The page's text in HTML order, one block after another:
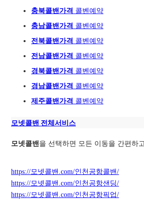
충북콜밴가격 콜벤예약
충남콜밴가격 콜벤예약
전북콜밴가격 콜벤예약
전남콜밴가격 콜벤예약
경북콜밴가격 콜벤예약
경남콜밴가격 콜벤예약
제주콜밴가격 콜벤예약
모넷콜밴 전체서비스
모넷콜밴을 선택하면 모든 이동을 간편하
https://모넷콜밴.com/인천공항콜밴/
https://모넷콜밴.com/인천공항샌딩/
https://모넷콜밴.com/인천공항픽업/